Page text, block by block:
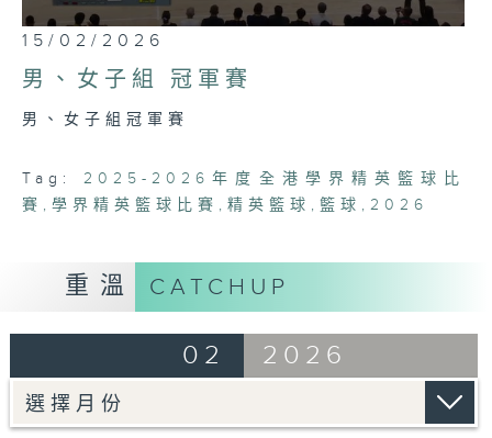
0
seconds
of
4
45
seconds
15/02/2026
男、女子組 冠軍賽
男、女子組冠軍賽
Tag:
2025-2026年度全港學界精英籃球比
賽 ,學界精英籃球比賽 ,精英籃球 ,籃球 ,2026
重溫 CATCHUP
02 2026